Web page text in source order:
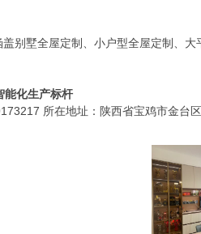
别墅全屋定制、小户型全屋定制、
化生产标杆
所在地址：陕西省宝鸡市金台